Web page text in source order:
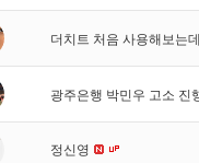
더치트 처음 사용해보는
광주은행 박민우 고소 진
정신영